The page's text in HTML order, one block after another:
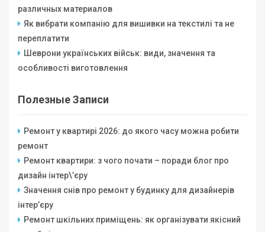
различных материалов
Як вибрати компанію для вишивки на текстилі та не
переплатити
Шеврони українських військ: види, значення та
особливості виготовлення
Полезные Записи
Ремонт у квартирі 2026: до якого часу можна робити
ремонт
Ремонт квартири: з чого почати – поради блог про
дизайн інтер\’єру
Значення снів про ремонт у будинку для дизайнерів
інтер’єру
Ремонт шкільних приміщень: як організувати якісний